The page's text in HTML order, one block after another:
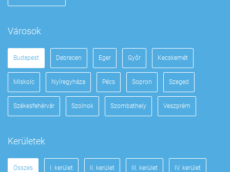
Városok
Budapest Debrecen Eger Győr Kecskemét
Miskolc Nyíregyháza Pécs Sopron Szeged
Székesfehérvár Szolnok Szombathely Veszprém
Kerületek
Összes I. kerület II. kerület III. kerület IV. kerület